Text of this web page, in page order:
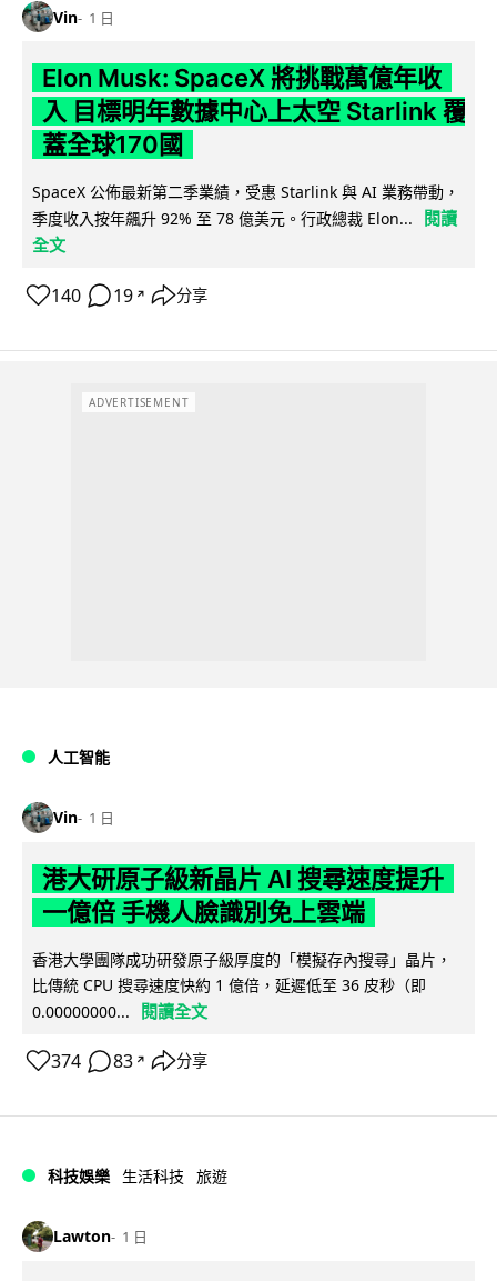
Vin 1 日
Elon Musk: SpaceX 將挑戰萬億年收
入 目標明年數據中心上太空 Starlink 覆
蓋全球170國
SpaceX 公佈最新第二季業績，受惠 Starlink 與 AI 業務帶動，
季度收入按年飆升 92% 至 78 億美元。行政總裁 Elon...
閱讀
全文
140 19 ↗ 分享
ADVERTISEMENT
人工智能
Vin 1 日
港大研原子級新晶片 AI 搜尋速度提升
一億倍 手機人臉識別免上雲端
香港大學團隊成功研發原子級厚度的「模擬存內搜尋」晶片，
比傳統 CPU 搜尋速度快約 1 億倍，延遲低至 36 皮秒（即
0.00000000...
閱讀全文
374 83 ↗ 分享
科技娛樂 生活科技 旅遊
Lawton 1 日